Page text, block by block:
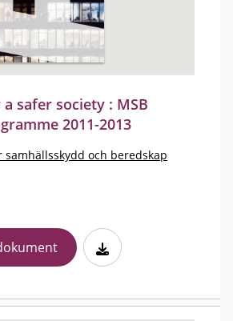
safer society : MSB
2011-2013
och beredskap